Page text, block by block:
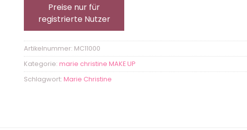
Preise nur für
registrierte Nutzer
Artikelnummer: MC11000
Kategorie: marie christine MAKE UP
Schlagwort: Marie Christine